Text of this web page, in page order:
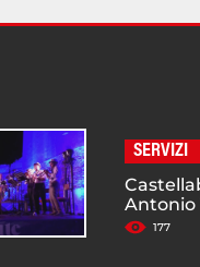
SERVIZI
Antonio
177